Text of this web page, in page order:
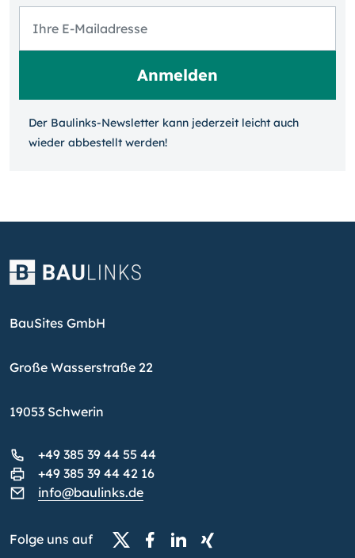
Der Baulinks-Newsletter kann jeder­zeit leicht auch
wieder ab­bestellt werden!
BauSites GmbH
Große Wasserstraße 22
19053 Schwerin
+49 385 39 44 55 44
+49 385 39 44 42 16
info@baulinks.de
Folge uns auf